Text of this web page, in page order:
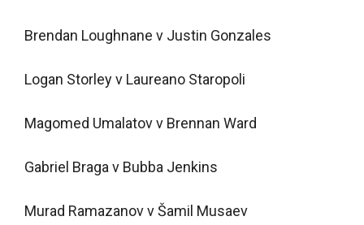
Brendan Loughnane v Justin Gonzales
Logan Storley v Laureano Staropoli
Magomed Umalatov v Brennan Ward
Gabriel Braga v Bubba Jenkins
Murad Ramazanov v Šamil Musaev